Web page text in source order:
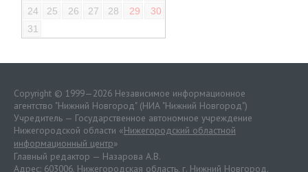
24
25 26 27 28 29
30
31
Copyright © 1999—2026 Независимое информационное
агентство "Нижний Новгород" (НИА "Нижний Новгород")
Учредитель — Государственное автономное учреждение
Нижегородской области «Нижегородский областной
информационный центр»
Главный редактор — Назарова А.В.
Адрес: 603006, Нижегородская область, г. Нижний Новгород.